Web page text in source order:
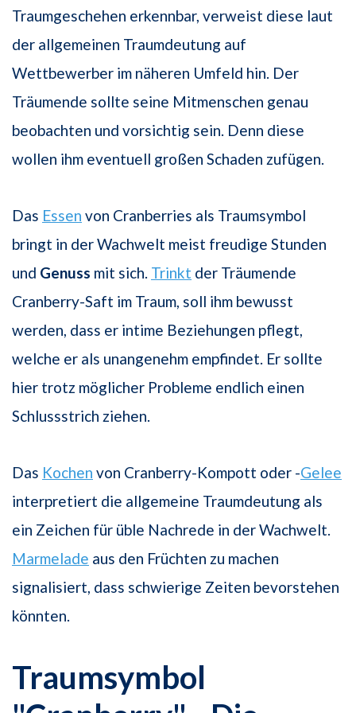
Traumgeschehen erkennbar, verweist diese laut
der allgemeinen Traumdeutung auf
Wettbewerber im näheren Umfeld hin. Der
Träumende sollte seine Mitmenschen genau
beobachten und vorsichtig sein. Denn diese
wollen ihm eventuell großen Schaden zufügen.
Das Essen von Cranberries als Traumsymbol
bringt in der Wachwelt meist freudige Stunden
und Genuss mit sich. Trinkt der Träumende
Cranberry-Saft im Traum, soll ihm bewusst
werden, dass er intime Beziehungen pflegt,
welche er als unangenehm empfindet. Er sollte
hier trotz möglicher Probleme endlich einen
Schlussstrich ziehen.
Das Kochen von Cranberry-Kompott oder -Gelee
interpretiert die allgemeine Traumdeutung als
ein Zeichen für üble Nachrede in der Wachwelt.
Marmelade aus den Früchten zu machen
signalisiert, dass schwierige Zeiten bevorstehen
könnten.
Traumsymbol